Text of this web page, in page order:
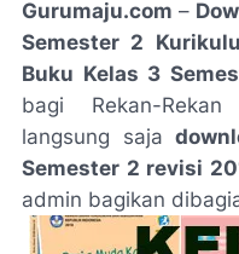
Gurumaju.com –
Semester 2
Buku Kelas 3
bagi Rekan-
langsung saja
Semester 2 revisi
admin bagikan